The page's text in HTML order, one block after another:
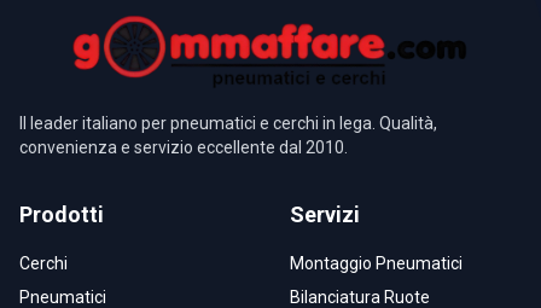
Il leader italiano per pneumatici e cerchi in lega. Qualità,
convenienza e servizio eccellente dal 2010.
Prodotti
Cerchi
Pneumatici
Servizi
Montaggio Pneumatici
Bilanciatura Ruote